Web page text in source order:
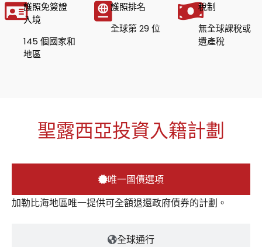
護照免簽證
入境
145 個國家和
地區
護照排名
全球第 29 位
稅制
無全球課稅或
遺產稅
聖露西亞投資入籍計劃
唯一國債選項
全球通行
加勒比海地區唯一提供可全額退還政府債券的計劃。